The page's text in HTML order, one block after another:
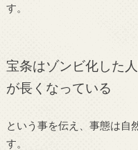
す。
宝条はゾンビ化した
が長くなっている
という事を伝え、事態は自
す。